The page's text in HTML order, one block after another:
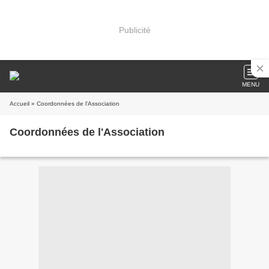
Publicité
MENU
Accueil » Coordonnées de l'Association
Coordonnées de l'Association